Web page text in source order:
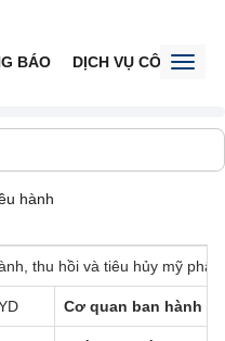
BÁO DỊCH VỤ CÔNG
hành
thu hồi và tiêu hủy mỹ
Cơ quan ban hành